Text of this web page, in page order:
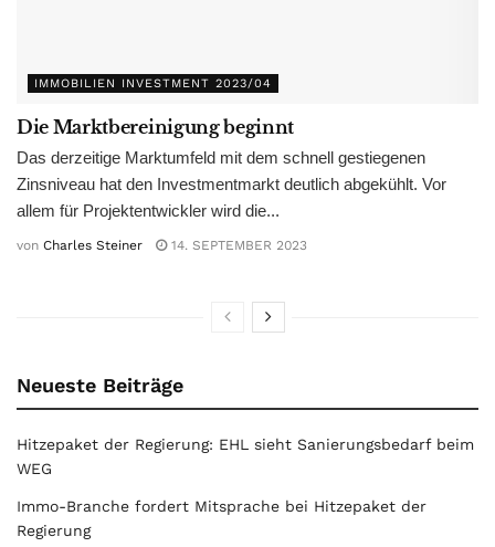
IMMOBILIEN INVESTMENT 2023/04
Die Marktbereinigung beginnt
Das derzeitige Marktumfeld mit dem schnell gestiegenen
Zinsniveau hat den Investmentmarkt deutlich abgekühlt. Vor
allem für Projektentwickler wird die...
von Charles Steiner 14. SEPTEMBER 2023
Neueste Beiträge
Hitzepaket der Regierung: EHL sieht Sanierungsbedarf beim
WEG
Immo-Branche fordert Mitsprache bei Hitzepaket der
Regierung